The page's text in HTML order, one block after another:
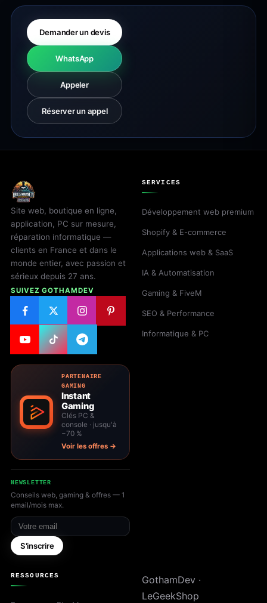
Demander un devis
WhatsApp
Appeler
Réserver un appel
Site web, boutique en ligne,
application, PC sur mesure,
réparation informatique —
clients en France et dans le
monde entier, avec passion et
sérieux depuis 27 ans.
SUIVEZ GOTHAMDEV
PARTENAIRE
GAMING
Instant
Gaming
Clés PC &
console · jusqu'à
−70 %
Voir les offres →
NEWSLETTER
Conseils web, gaming & offres — 1
email/mois max.
Votre email
S'inscrire
SERVICES
Développement web premium
Shopify & E-commerce
Applications web & SaaS
IA & Automatisation
Gaming & FiveM
SEO & Performance
Informatique & PC
RESSOURCES
GothamDev ·
LeGeekShop